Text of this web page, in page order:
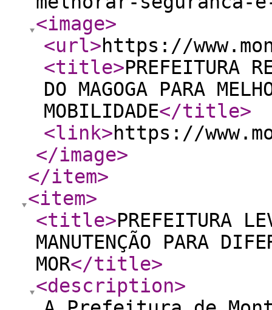
<image>
<url>https://
<title>PREFEITURA
DO MAGOGA PARA
MOBILIDADE</title>
<link>https://
</image>
</item>
<item>
<title>PREFEITURA
MANUTENÇÃO PARA
MOR</title>
<description>